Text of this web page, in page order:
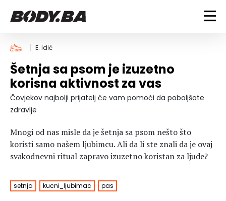
FITNESS
Vježbanje
Mršanje
Discipline
Indoor & Outdoor
BODYBUILDING
Trening i vježbe
Takmičarski bodybuilding
Ostalo
ISHRANA
Nutricionizam
Recepti
Tablica kalorija
ZDRAVLJE
Um i tijelo
Lifestyle
Trudnice
LIFESTYLE
Bodybuilding
Fitness
VODA
E. Idić
Šetnja sa psom je izuzetno
korisna aktivnost za vas
Čovjekov najbolji prijatelj će vam pomoći da poboljšate
zdravlje
Mnogi od nas misle da je šetnja sa psom nešto što
koristi samo našem ljubimcu. Ali da li ste znali da je ovaj
svakodnevni ritual zapravo izuzetno koristan za ljude?
setnja kucni_ljubimac pas